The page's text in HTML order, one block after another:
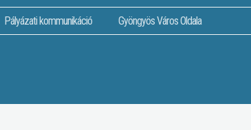
Pályázati kommunikáció Gyöngyös Város Oldala